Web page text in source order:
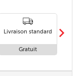
Livraison standard
Gratuit
m